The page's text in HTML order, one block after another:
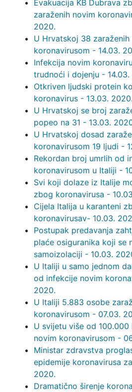
Evakuacija KB Dubrava
zaraženih novim
2020.
U Hrvatskoj 38 zaraženih
koronavirusom - 14.03.
Infekcija novim
trudnoći i dojenju - 14.03.
Otkriven ljudski protein
koronavirus - 13.03. 2020.
U Hrvatskoj se broj
popeo na 31 - 13.03.
U Hrvatskoj dosad
koronavirusom 19 ljudi -
Rekordan broj umrlih od
koronavirusom u Italiji -
Svi koji dolaze iz Italije
zbog koronavirusa -
Cijela Italija u karanteni
koronavirusav- 10.03.
Postupak predavanja
plaće osiguranika koji se
samoizolaciji - 10.03.
U Italiji u samo jednom
od infekcije novim
2020.
U Italiji 5.883 osobe
koronavirusom - 07.03.
U svijetu više od 100.000
novim koronavirusom -
Ministar zdravstva
epidemije koronavirusa
2020.
Dramatično širenje